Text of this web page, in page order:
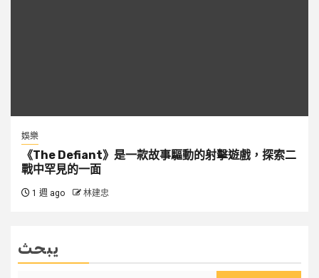
娛樂
《The Defiant》是一款故事驅動的射擊遊戲，探索二
戰中罕見的一面
1 週 ago 林建忠
يبحث